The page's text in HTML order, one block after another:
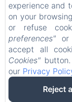
experience and
on your
or refuse
preferences" or
accept all
Cookies"
our Privacy
Reject